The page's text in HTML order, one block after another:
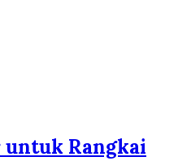
Rangkai